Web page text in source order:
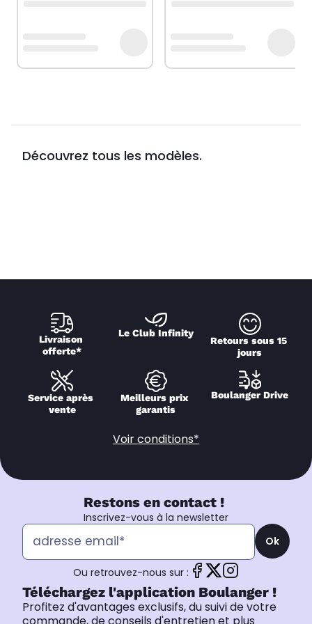
Découvrez tous les modèles.
Livraison
offerte*
Le Club Infinity
Retours sous 15
jours
Service après
vente
Meilleurs prix
garantis
Boulanger Drive
Voir conditions*
Restons en contact !
Inscrivez-vous à la newsletter
Ok
Ou retrouvez-nous sur :
Téléchargez l'application Boulanger !
Profitez d'avantages exclusifs, du suivi de votre